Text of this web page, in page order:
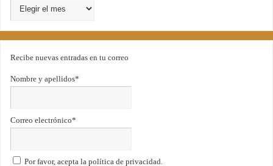
Recibe nuevas entradas en tu correo
Nombre y apellidos*
Correo electrónico*
Por favor, acepta la política de privacidad.